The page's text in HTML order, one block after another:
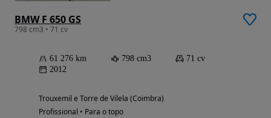
BMW F 650 GS
798 cm3 • 71 cv
61 276 km 798 cm3
71 cv
2012
Trouxemil e Torre de Vilela (Coimbra)
Profissional • Para o topo